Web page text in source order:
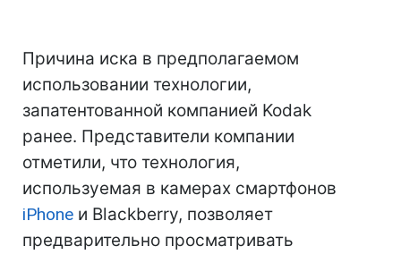
Причина иска в предполагаемом
использовании технологии,
запатентованной компанией Kodak
ранее. Представители компании
отметили, что технология,
используемая в камерах смартфонов
iPhone и Blackberry, позволяет
предварительно просматривать